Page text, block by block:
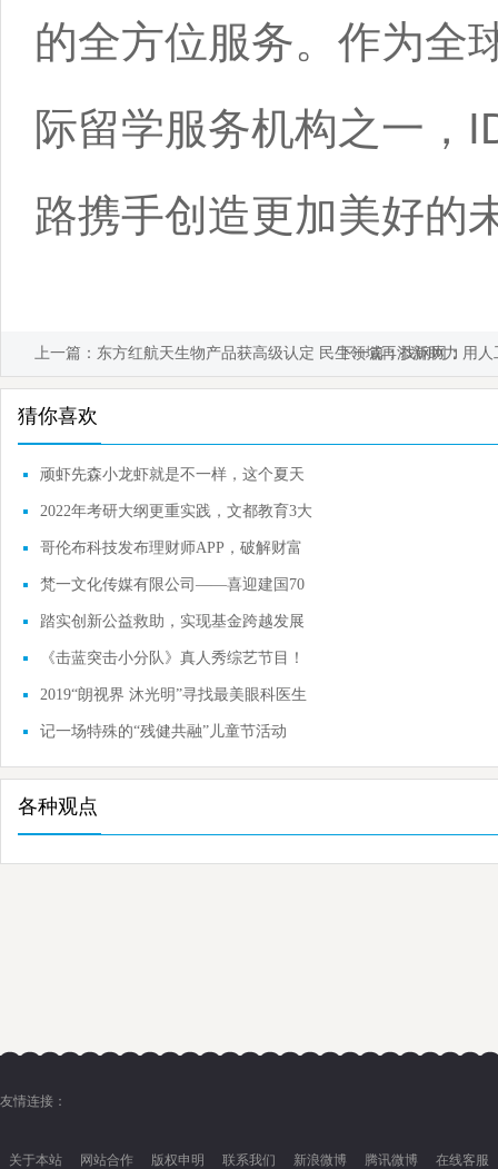
的全方位服务。作为全
际留学服务机构之一，
路携手创造更加美好的
上一篇： 东方红航天生物产品获高级认定 民生领域再添新助力
下一篇：找钢网：用
猜你喜欢
顽虾先森小龙虾就是不一样，这个夏天
美味爽不
2022年考研大纲更重实践，文都教育3大
维度解读考
哥伦布科技发布理财师APP，破解财富
管理行业多
梵一文化传媒有限公司——喜迎建国70
周年盛典，
踏实创新公益救助，实现基金跨越发展
《击蓝突击小分队》真人秀综艺节目！
2019“朗视界 沐光明”寻找最美眼科医生
记一场特殊的“残健共融”儿童节活动
各种观点
友情连接：
关于本站 网站合作 版权申明 联系我们 新浪微博 腾讯微博 在线客服